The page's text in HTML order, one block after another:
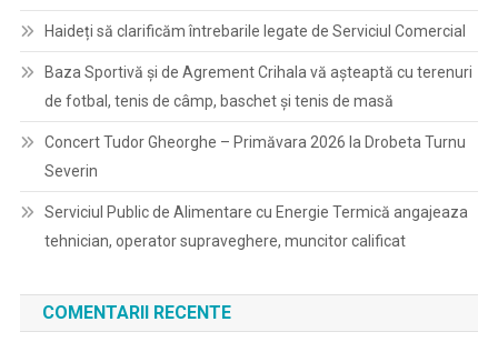
Haideți să clarificăm întrebarile legate de Serviciul Comercial
Baza Sportivă și de Agrement Crihala vă așteaptă cu terenuri
de fotbal, tenis de câmp, baschet și tenis de masă
Concert Tudor Gheorghe – Primăvara 2026 la Drobeta Turnu
Severin
Serviciul Public de Alimentare cu Energie Termică angajeaza
tehnician, operator supraveghere, muncitor calificat
COMENTARII RECENTE